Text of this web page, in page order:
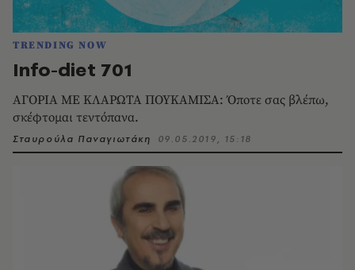
TRENDING NOW
Info-diet 701
ΑΓΟΡΙΑ ΜΕ ΚΛΑΡΩΤΑ ΠΟΥΚΑΜΙΣΑ: Όποτε σας βλέπω,
σκέφτομαι τεντόπανα.
Σταυρούλα Παναγιωτάκη 09.05.2019, 15:18